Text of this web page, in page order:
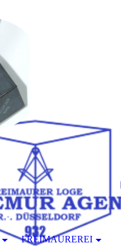
FREIMAUREREI